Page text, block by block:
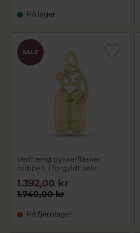
På lager
SALE
Vedhæng dykkerflasker
dobbelt, i forgyldt sølv
1.740,00 kr
1.392,00 kr
På fjernlager